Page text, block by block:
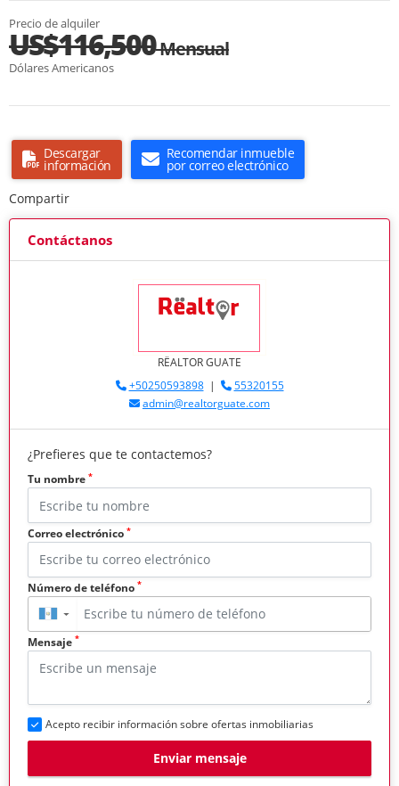
Precio de alquiler
US$116,500Mensual
Dólares Americanos
Descargar
información
Recomendar inmueble
por correo electrónico
Compartir
Contáctanos
RËALTOR GUATE
+50250593898|
55320155
admin@realtorguate.com
¿Prefieres que te contactemos?
Tu nombre *
Correo electrónico *
Número de teléfono *
▼
Mensaje *
Acepto recibir información sobre ofertas inmobiliarias
Enviar mensaje